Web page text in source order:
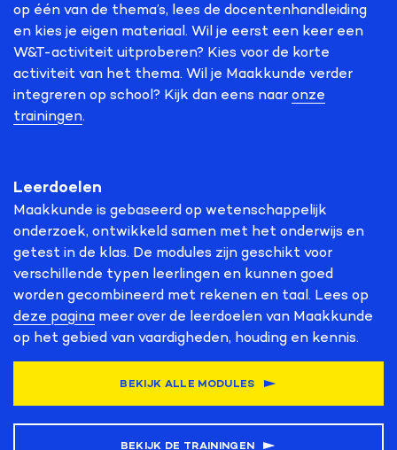
op één van de thema’s, lees de docentenhandleiding
en kies je eigen materiaal. Wil je eerst een keer een
W&T-activiteit uitproberen? Kies voor de korte
activiteit van het thema. Wil je Maakkunde verder
integreren op school? Kijk dan eens naar onze
trainingen.
Leerdoelen
Maakkunde is gebaseerd op wetenschappelijk
onderzoek, ontwikkeld samen met het onderwijs en
getest in de klas. De modules zijn geschikt voor
verschillende typen leerlingen en kunnen goed
worden gecombineerd met rekenen en taal. Lees op
deze pagina meer over de leerdoelen van Maakkunde
op het gebied van vaardigheden, houding en kennis.
BEKIJK ALLE MODULES
BEKIJK DE TRAININGEN